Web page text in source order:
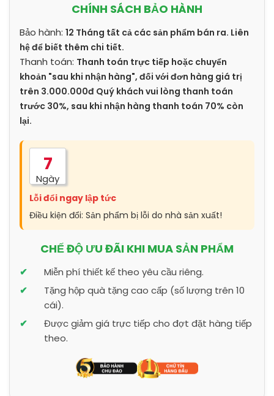
CHÍNH SÁCH BẢO HÀNH
Bảo hành: 12 Tháng tất cả các sản phẩm bán ra. Liên
hệ để biết thêm chi tiết.
Thanh toán: Thanh toán trực tiếp hoặc chuyển
khoản "sau khi nhận hàng", đối với đơn hàng giá trị
trên 3.000.000đ Quý khách vui lòng thanh toán
trước 30%, sau khi nhận hàng thanh toán 70% còn
lại.
7
Ngày
Lỗi đổi ngay lập tức
Điều kiện đổi: Sản phẩm bị lỗi do nhà sản xuất!
CHẾ ĐỘ ƯU ĐÃI KHI MUA SẢN PHẨM
Miễn phí thiết kế theo yêu cầu riêng.
Tặng hộp quà tặng cao cấp (số lượng trên 10
cái).
Được giảm giá trực tiếp cho đợt đặt hàng tiếp
theo.